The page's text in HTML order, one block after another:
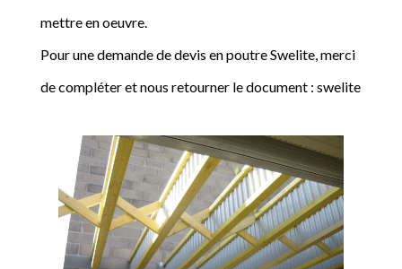
mettre en oeuvre.
Pour une demande de devis en poutre Swelite, merci
de compléter et nous retourner le document : swelite